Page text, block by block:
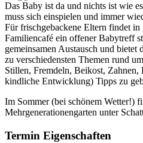
Das Baby ist da und nichts ist wie
muss sich einspielen und immer
Für frischgebackene Eltern findet
Familiencafé ein offener Babytreff
gemeinsamen Austausch und
zu verschiedensten Themen rund
Stillen, Fremdeln, Beikost, Zahnen,
kindliche Entwicklung) Tipps zu
Im Sommer (bei schönem Wetter!)
Mehrgenerationengarten unter
Termin Eigenschaften